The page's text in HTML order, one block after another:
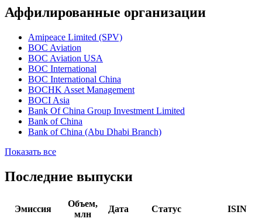
Аффилированные организации
Amipeace Limited (SPV)
BOC Aviation
BOC Aviation USA
BOC International
BOC International China
BOCHK Asset Management
BOCI Asia
Bank Of China Group Investment Limited
Bank of China
Bank of China (Abu Dhabi Branch)
Показать все
Последние выпуски
Эмиссия
Объем,
млн
Дата Статус
ISIN